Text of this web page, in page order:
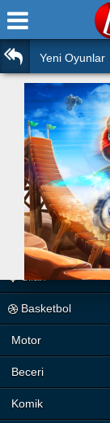
Araba
Bilardo
Barbie
Boyama
Futbol
Çocuk
Angry Birds
Silah
Basketbol
Motor
Beceri
Komik
Yeni Oyunlar